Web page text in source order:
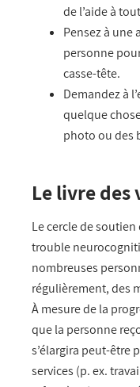
de l’aide à
Pensez à une
personne
casse-tête.
Demandez à
quelque
photo ou des
Le livre des
Le cercle de
trouble
nombreuses
régulièrement, des
À mesure de la
que la personne
s’élargira peut-être
services (p. ex.